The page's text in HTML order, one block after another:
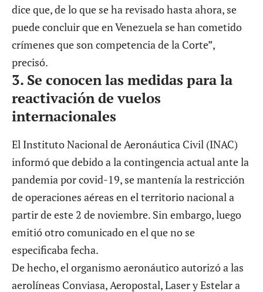
dice que, de lo que se ha revisado hasta ahora, se
puede concluir que en Venezuela se han cometido
crímenes que son competencia de la Corte”,
precisó.
3. Se conocen las medidas para la
reactivación de vuelos
internacionales
El Instituto Nacional de Aeronáutica Civil (INAC)
informó que debido a la contingencia actual ante la
pandemia por covid-19, se mantenía la restricción
de operaciones aéreas en el territorio nacional a
partir de este 2 de noviembre. Sin embargo, luego
emitió otro comunicado en el que no se
especificaba fecha.
De hecho, el organismo aeronáutico autorizó a las
aerolíneas Conviasa, Aeropostal, Laser y Estelar a